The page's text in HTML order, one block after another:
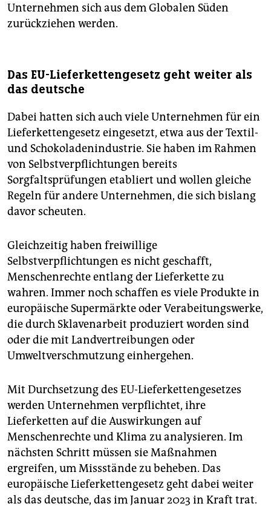
Unternehmen sich aus dem Globalen Süden
zurückziehen werden.
Das EU-Lieferkettengesetz geht weiter als
das deutsche
Dabei hatten sich auch viele Unternehmen für ein
Lieferkettengesetz eingesetzt, etwa aus der Textil-
und Schokoladen­industrie. Sie haben im Rahmen
von Selbstverpflichtungen bereits
Sorgfaltsprüfungen etabliert und wollen gleiche
Regeln für andere Unternehmen, die sich bislang
davor scheuten.
Gleichzeitig haben freiwillige
Selbstverpflichtungen es nicht geschafft,
Menschenrechte entlang der Lieferkette zu
wahren. Immer noch schaffen es viele Produkte in
europäische Supermärkte oder Verabeitungswerke,
die durch Sklavenarbeit produziert worden sind
oder die mit Landvertreibungen oder
Umweltverschmutzung einhergehen.
Mit Durchsetzung des EU-Lieferkettengesetzes
werden Unternehmen verpflichtet, ihre
Lieferketten auf die Auswirkungen auf
Menschenrechte und Klima zu analysieren. Im
nächsten Schritt müssen sie Maßnahmen
ergreifen, um Missstände zu beheben. Das
europäische Lieferkettengesetz geht dabei weiter
als das deutsche, das im Januar 2023 in Kraft trat.